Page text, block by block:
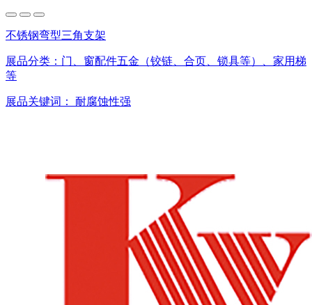
不锈钢弯型三角支架
展品分类： 门、窗配件五金（铰链、合页、锁具等）、家用梯
等
展品关键词： 耐腐蚀性强